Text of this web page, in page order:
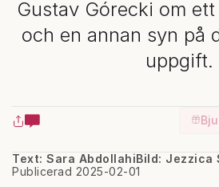
Gustav Górecki om
och en annan syn på
uppgift.
Text: Sara Abdollahi
Publicerad 2025-02-01
Bild: Jezzica